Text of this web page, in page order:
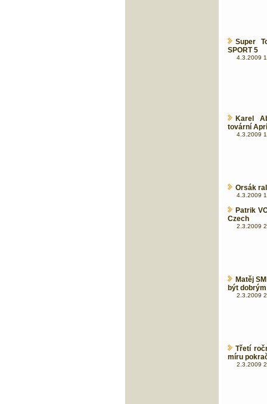
Super
SPORT 5
4.3.2009
Karel
tovární
4.3.2009
Orsák
4.3.2009
Patrik
Czech
2.3.2009
Matěj
být
2.3.2009
Třetí
míru
2.3.2009